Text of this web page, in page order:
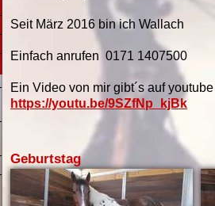
Seit März 2016 bin ich Wallach
Einfach anrufen 0171 1407500
Ein Video von mir gibt´s auf
https://youtu.be/9SZfNp_kjBk
Geburtstag